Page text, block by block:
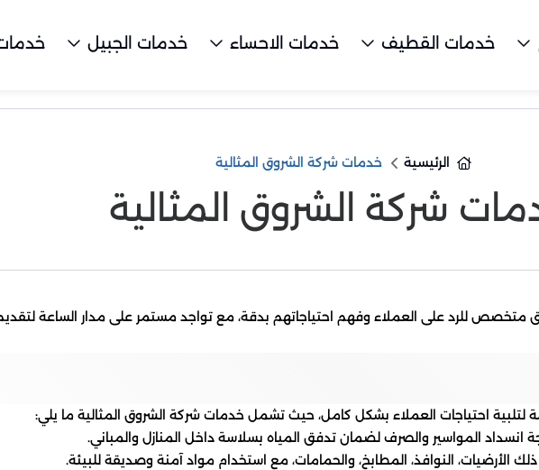
خدمات القطيف خدمات الاحساء خدمات الجبيل خدمات
الرئيسية خدمات شركة الشروق المثالية
شركة الشروق المثالية
متخصص للرد على العملاء وفهم احتياجاتهم بدقة، مع تواجد مستمر على مدار الساعة
احتياجات العملاء بشكل كامل، حيث تشمل خدمات شركة الشروق المثالية ما يلي:
انسداد المواسير والصرف لضمان تدفق المياه بسلاسة داخل المنازل والمباني.
النوافذ، المطابخ، والحمامات، مع استخدام مواد آمنة وصديقة للبيئة.